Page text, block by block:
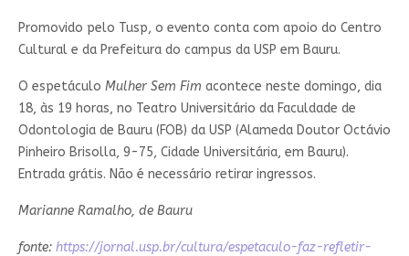
Promovido pelo Tusp, o evento conta com apoio do Centro
Cultural e da Prefeitura do campus da USP em Bauru.
O espetáculo Mulher Sem Fim acontece neste domingo, dia
18, às 19 horas, no Teatro Universitário da Faculdade de
Odontologia de Bauru (FOB) da USP (Alameda Doutor Octávio
Pinheiro Brisolla, 9-75, Cidade Universitária, em Bauru).
Entrada grátis. Não é necessário retirar ingressos.
Marianne Ramalho, de Bauru
fonte: https://jornal.usp.br/cultura/espetaculo-faz-refletir-